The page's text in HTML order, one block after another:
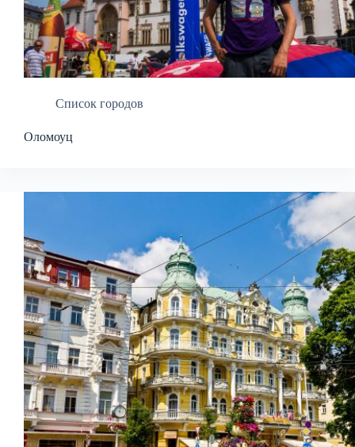
Список городов
Оломоуц